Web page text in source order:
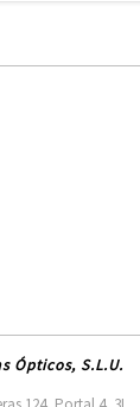
Ópticos, S.L.U.